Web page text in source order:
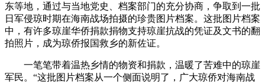
东等地，通过与当地党史、档案部门的充分协商，争取到一批
日军侵琼时期在海南战场拍摄的珍贵图片档案。这批图片档案
中，有许多琼崖华侨捐款捐物支持琼崖抗战的凭证及文书的翻
拍照片，成为琼侨报国救乡的新佐证。
一笔笔带着温热乡情的物资和捐款，温暖了苦难中的琼崖
军民。“这批图片档案从一个侧面说明了，广大琼侨对海南战